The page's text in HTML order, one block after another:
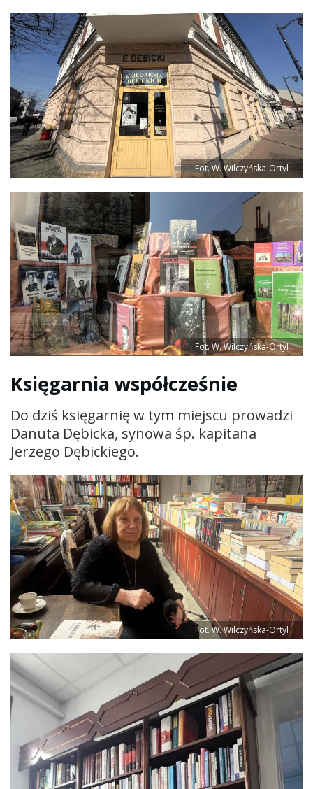
Fot. W. Wilczyńska-Ortyl
Fot. W. Wilczyńska-Ortyl
Księgarnia współcześnie
Do dziś księgarnię w tym miejscu prowadzi
Danuta Dębicka, synowa śp. kapitana
Jerzego Dębickiego.
Fot. W. Wilczyńska-Ortyl